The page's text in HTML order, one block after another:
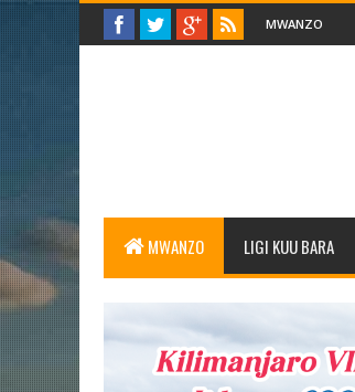
MWANZO
MWANZO LIGI KUU BARA